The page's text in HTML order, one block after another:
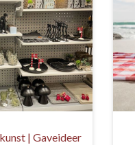
| Gaveideer